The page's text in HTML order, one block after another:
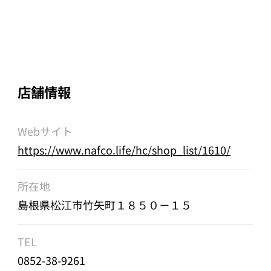
店舗情報
Webサイト
https://www.nafco.life/hc/shop_list/1610/
所在地
島根県松江市竹矢町１８５０－１５
TEL
0852-38-9261